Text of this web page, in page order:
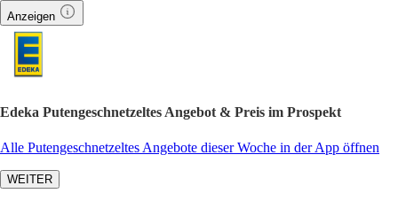
Anzeigen
Edeka Putengeschnetzeltes Angebot & Preis im Prospekt
Alle Putengeschnetzeltes Angebote dieser Woche in der App öffnen
WEITER